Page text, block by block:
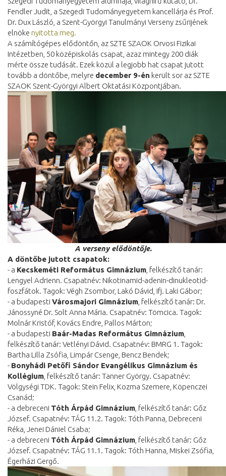
Fendler Judit, a Szegedi Tudományegyetem kancellárja és Prof.
Dr. Dux László, a Szent-Györgyi Tanulmányi Verseny zsűrijének
elnöke nyitotta meg.
A számítógépes elődöntőn, az SZTE SZAOK Orvosi Fizikai
Intézetben, 50 középiskolás csapat, azaz mintegy 200 diák
mérte össze tudását. Ezek közül a legjobb hat csapat jutott
tovább a döntőbe, melyre december 9-én került sor az SZTE
SZAOK Szent-Györgyi Albert Oktatási Központjában.
A verseny elődöntője.
A döntőbe jutott csapatok:
- a Kecskeméti Református Gimnázium , felkészítő tanár:
Lengyel Adrienn. Csapatnév: Nikotinamid-adenin-dinukleotid-
foszfátok. Tagok: Végh Zsombor, Lakó Dávid, Ifj. Laki Gábor;
- a budapesti Városmajori Gimnázium , felkészítő tanár: Dr.
Jánossyné Dr. Solt Anna Mária. Csapatnév: Tömcica. Tagok:
Molnár Kristóf, Kovács Endre, Pallos Márton;
- a budapesti Baár-Madas Református Gimnázium
felkészítő tanár: Vetlényi Dávid. Csapatnév: BMRG 1. Tagok:
Bartha Lilla Zsófia, Limpár Csenge, Bencz Bendek;
- Bonyhádi Petőfi Sándor Evangélikus Gimnázium és
Kollégium , felkészítő tanár: Tanner György. Csapatnév:
Völgységi TDK. Tagok: Stein Felix, Kozma Szemere, Köpenczei
Csanád;
- a debreceni Tóth Árpád Gimnázium , felkészítő tanár: Gőz
József. Csapatnév: TÁG 11.2. Tagok: Tóth Panna, Debreceni
Réka, Jenei Dániel Csaba;
- a debreceni Tóth Árpád Gimnázium , felkészítő tanár: Gőz
József. Csapatnév: TÁG 11.1. Tagok: Tóth Hanna, Miskei Zsófia,
Égerházi Gergő.